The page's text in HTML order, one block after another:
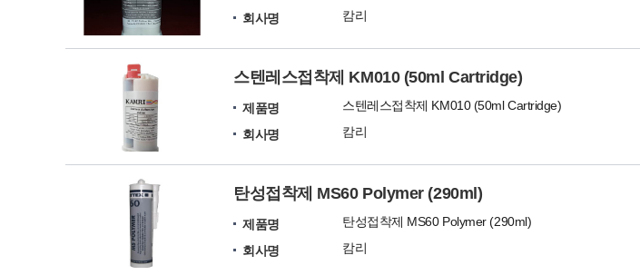
회사명
캄리
스텐레스접착제 KM010 (50ml Cartridge)
제품명
스텐레스접착제 KM010 (50ml Cartridge)
회사명
캄리
탄성접착제 MS60 Polymer (290ml)
제품명
탄성접착제 MS60 Polymer (290ml)
회사명
캄리